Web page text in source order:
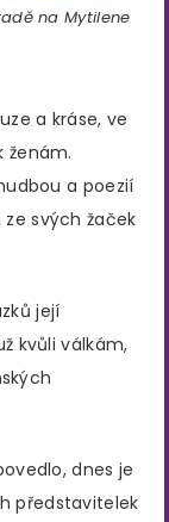
na Mytilene
a kráse, ve
ženám.
a poezií
svých žaček
její
kvůli válkám,
dnes je
představitelek